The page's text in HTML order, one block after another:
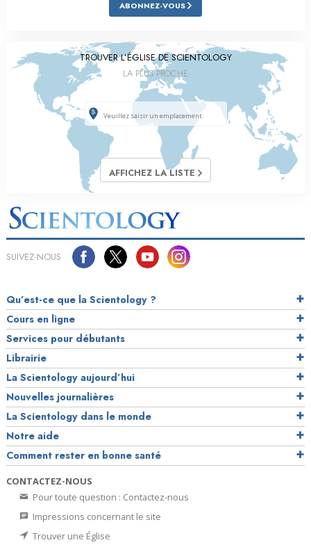
ABONNEZ-VOUS
TROUVER L’ÉGLISE DE SCIENTOLOGY
LA PLUS PROCHE
AFFICHEZ LA LISTE
SUIVEZ-NOUS
Qu’est-ce que la Scientology ?
Cours en ligne
Services pour débutants
Librairie
La Scientology aujourd’hui
Nouvelles journalières
La Scientology dans le monde
Notre aide
Comment rester en bonne santé
CONTACTEZ-NOUS
Pour toute question : Contactez-nous
Impressions concernant le site
Trouver une Église